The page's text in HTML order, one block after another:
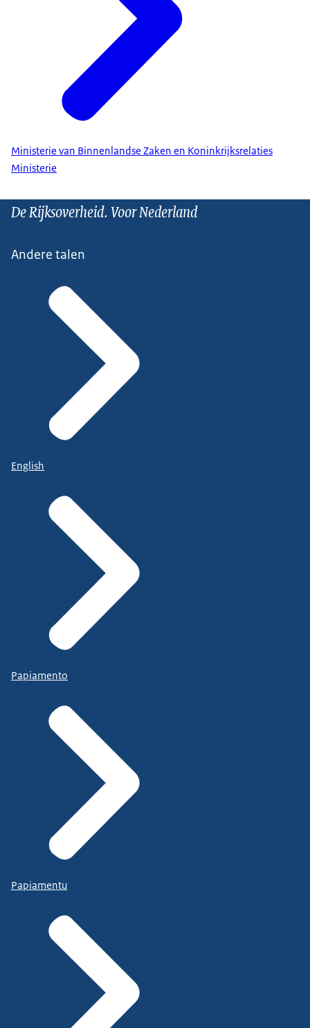
Ministerie van Binnenlandse Zaken en Koninkrijksrelaties
Ministerie
De Rijksoverheid. Voor Nederland
Andere talen
English
Papiamento
Papiamentu